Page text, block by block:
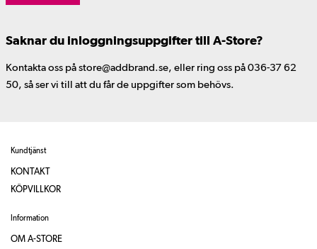
Saknar du inloggningsuppgifter till A-Store?
Kontakta oss på store@addbrand.se, eller ring oss på 036-37 62
50, så ser vi till att du får de uppgifter som behövs.
Kundtjänst
KONTAKT
KÖPVILLKOR
Information
OM A-STORE